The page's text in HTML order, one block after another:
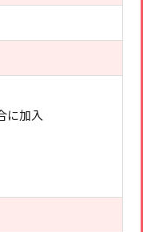
に加入